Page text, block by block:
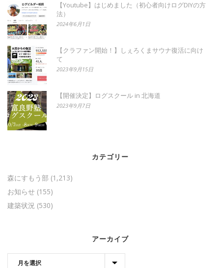
【Youtube】はじめました（初心者向けログDIYの方
法）
2024年6月1日
【クラファン開始！】しぇろくまサウナ復活に向け
て
2023年9月15日
【開催決定】ログスクール in 北海道
2023年9月7日
カテゴリー
森にすもう部 (1,213)
お知らせ (155)
建築状況 (530)
アーカイブ